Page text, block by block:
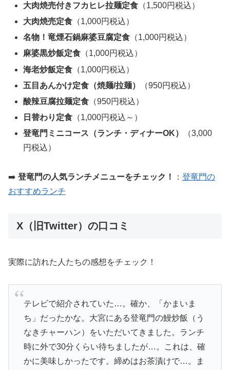
大肉焼売付きフカヒレ拉麺定食 （1,500円税込）
大肉焼売定食 （1,000円税込）
名物！竜煙石鍋麻婆豆腐定食 （1,000円税込）
麻婆黒炒飯定食 （1,000円税込）
海老炒飯定食 （1,000円税込）
五目あんかけ定食（焼麺/拉麺）
（950円税込）
酸辣豆腐拉麺定食 （950円税込）
日替わり定食 （1,000円税込～）
登竜門ミニコース（ランチ・ディナーOK）
（3,000
円税込）
➡️ 登竜門の人気ランチメニューをチェック！ ： 登竜門の
おすすめランチ
X（旧Twitter）の口コミ
実際に訪れた人たちの感想をチェック！
テレビで紹介されていた…。確か、「かまいま
ち」だったかな。大宮にある登竜門の鰻炒飯（う
なきチャーハン）をいただいてきました。ランチ
時に外で30分くらい待ちましたが…。これは、確
かに美味しかったです。締めはお茶漬けで…。ま